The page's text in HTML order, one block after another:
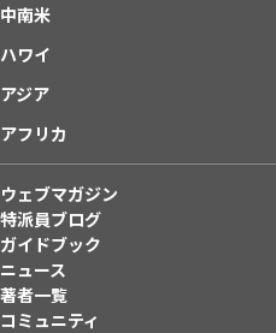
中南米
ハワイ
アジア
アフリカ
ウェブマガジン
特派員ブログ
ガイドブック
ニュース
著者一覧
コミュニティ